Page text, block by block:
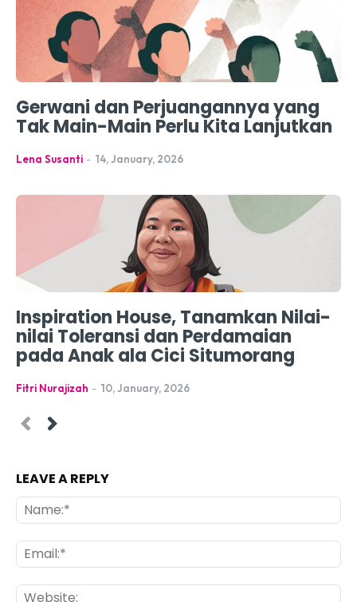
Gerwani dan Perjuangannya yang
Tak Main-Main Perlu Kita Lanjutkan
Lena Susanti - 14, January, 2026
Inspiration House, Tanamkan Nilai-
nilai Toleransi dan Perdamaian
pada Anak ala Cici Situmorang
Fitri Nurajizah - 10, January, 2026
LEAVE A REPLY